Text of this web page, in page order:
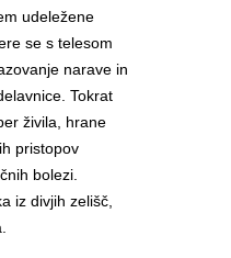
udeležene
se s telesom
narave in
Tokrat
živila, hrane
pristopov
bolezi.
iz divjih zelišč,